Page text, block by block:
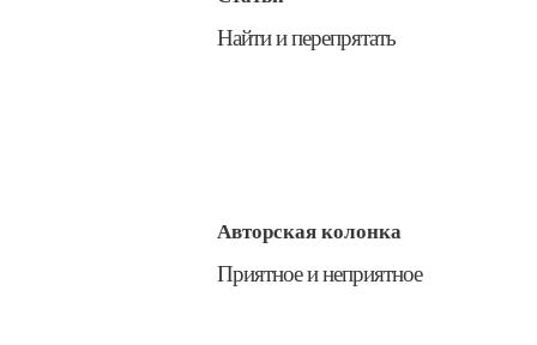
​Найти и перепрятать
Авторская колонка
​Приятное и неприятное